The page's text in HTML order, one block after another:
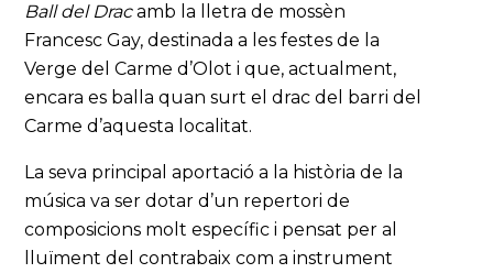
Ball del Dracamb la lletra de mossèn
Francesc Gay, destinada a les festes de la
Verge del Carme d’Olot i que, actualment,
encara es balla quan surt el drac del barri del
Carme d’aquesta localitat.
La seva principal aportació a la història de la
música va ser dotar d’un repertori de
composicions molt específic i pensat per al
lluïment del contrabaix com a instrument